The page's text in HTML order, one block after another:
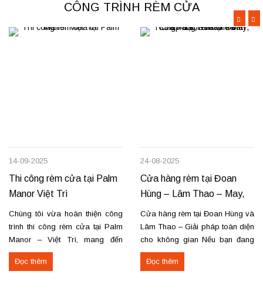
CÔNG TRÌNH RÈM CỬA
14-09-2025
Thi công rèm cửa tại Palm
Manor Việt Trì
Chúng tôi vừa hoàn thiện công
trình thi công rèm cửa tại Palm
Manor – Việt Trì, mang đến
không gian sang trọng và tiện
nghi cho các căn hộ cao cấp.
Đọc thêm
24-08-2025
Cửa hàng rèm tại Đoan
Hùng – Lâm Thao – May,
lắp đặt, sửa chữa
Cửa hàng rèm tại Đoan Hùng và
Lâm Thao – Giải pháp toàn diện
cho không gian Nếu bạn đang
tìm nơi may, lắp đặt rèm cửa
hoặc cần sửa chữa rèm hỏng tại
Đọc thêm